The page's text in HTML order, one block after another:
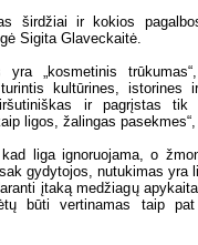
širdžiai ir kokios
Sigita Glaveckaitė.
yra „kosmetinis
kultūrines, istorines
ir pagrįstas
ligos, žalingas
liga ignoruojama, o
gydytojos, nutukimas yra
įtaką medžiagų
būti vertinamas taip